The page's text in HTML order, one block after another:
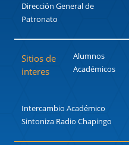
Dirección General de
Patronato
Sitios de
interes
Alumnos
Académicos
Intercambio Académico
Sintoniza Radio Chapingo